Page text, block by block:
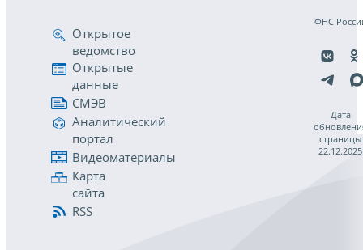
Открытое
ведомство
Открытые
данные
СМЭВ
Аналитический
портал
Видеоматериалы
Карта
сайта
RSS
ФНС
Дата
страницы
22.12.2025